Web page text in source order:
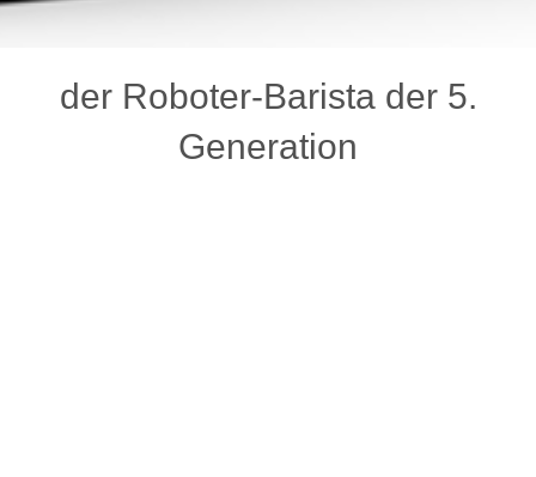
der Roboter-Barista der 5.
Generation